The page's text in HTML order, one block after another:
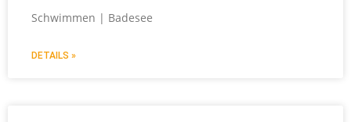
Schwimmen | Badesee
DETAILS »